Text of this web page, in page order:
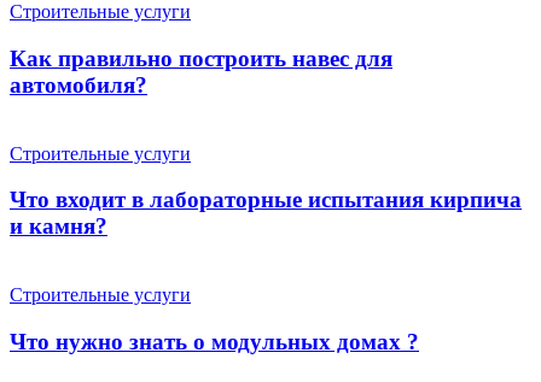
Строительные услуги
Как правильно построить навес для
автомобиля?
Строительные услуги
Что входит в лабораторные испытания кирпича
и камня?
Строительные услуги
Что нужно знать о модульных домах ?